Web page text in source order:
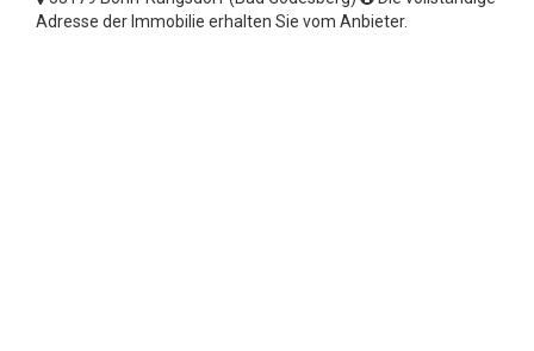
Adresse der Immobilie erhalten Sie vom Anbieter.